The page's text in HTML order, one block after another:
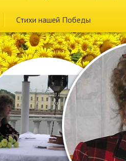
Стихи нашей Победы